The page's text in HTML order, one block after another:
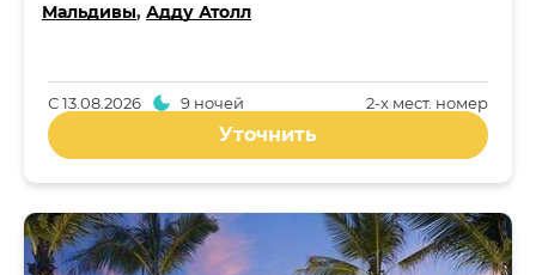
Мальдивы, Адду Атолл
2-x мест. номер
С13.08.2026 9 ночей
Уточнить